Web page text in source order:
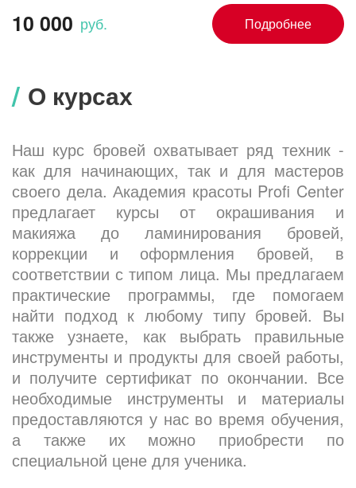
10 000 руб.
О курсах
Наш курс бровей охватывает ряд техник -
как для начинающих, так и для мастеров
своего дела. Академия красоты Profi Center
предлагает курсы от окрашивания и
макияжа до ламинирования бровей,
коррекции и оформления бровей, в
соответствии с типом лица. Мы предлагаем
практические программы, где помогаем
найти подход к любому типу бровей. Вы
также узнаете, как выбрать правильные
инструменты и продукты для своей работы,
и получите сертификат по окончании. Все
необходимые инструменты и материалы
предоставляются у нас во время обучения,
а также их можно приобрести по
специальной цене для ученика.